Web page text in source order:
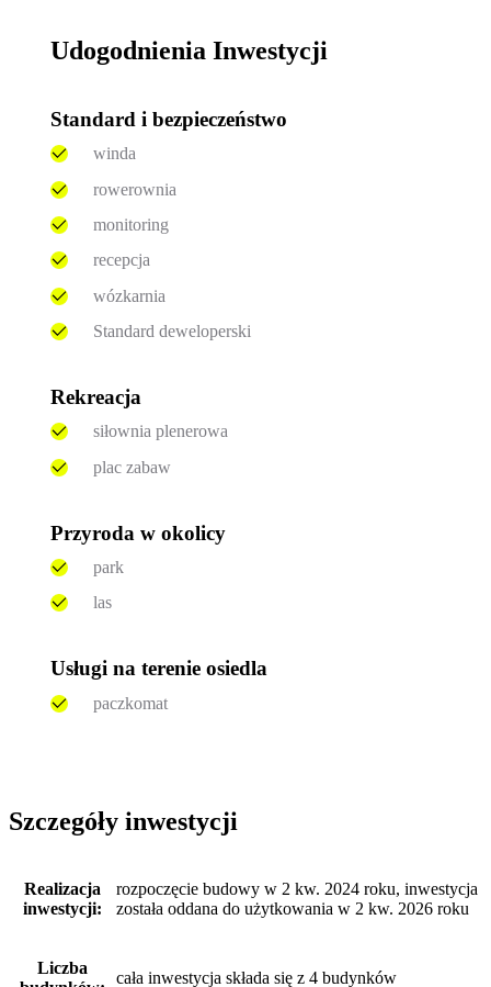
Udogodnienia Inwestycji
Standard i bezpieczeństwo
winda
rowerownia
monitoring
recepcja
wózkarnia
Standard deweloperski
Rekreacja
siłownia plenerowa
plac zabaw
Przyroda w okolicy
park
las
Usługi na terenie osiedla
paczkomat
Szczegóły inwestycji
Realizacja
inwestycji:
rozpoczęcie budowy w 2 kw. 2024 roku, inwestycja
została oddana do użytkowania w 2 kw. 2026 roku
Liczba
cała inwestycja składa się z 4 budynków